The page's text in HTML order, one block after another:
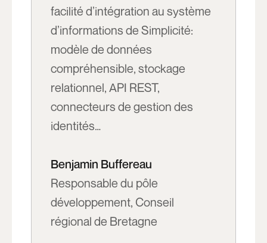
facilité d’intégration au système
d’informations de Simplicité:
modèle de données
compréhensible, stockage
relationnel, API REST,
connecteurs de gestion des
identités…
Benjamin Buffereau
Responsable du pôle
développement, Conseil
régional de Bretagne